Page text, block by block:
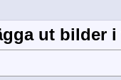
ut bilder